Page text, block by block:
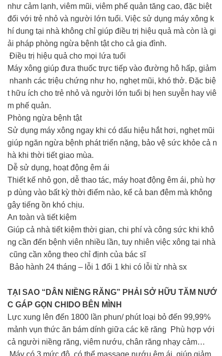
như cảm lạnh, viêm mũi, viêm phế quản tăng cao, đặc biệt
đối với trẻ nhỏ và người lớn tuổi. Việc sử dụng máy xông k
hí dung tại nhà không chỉ giúp điều trị hiệu quả mà còn là gi
ải pháp phòng ngừa bệnh tật cho cả gia đình.
Điều trị hiệu quả cho mọi lứa tuổi
Máy xông giúp đưa thuốc trực tiếp vào đường hô hấp, giảm
nhanh các triệu chứng như ho, nghẹt mũi, khó thở. Đặc biệ
t hữu ích cho trẻ nhỏ và người lớn tuổi bị hen suyễn hay viê
m phế quản.
Phòng ngừa bệnh tật
Sử dụng máy xông ngay khi có dấu hiệu hắt hơi, nghẹt mũi
giúp ngăn ngừa bệnh phát triển nặng, bảo vệ sức khỏe cả n
hà khi thời tiết giao mùa.
Dễ sử dụng, hoạt động êm ái
Thiết kế nhỏ gọn, dễ thao tác, máy hoạt động êm ái, phù hợ
p dùng vào bất kỳ thời điểm nào, kể cả ban đêm mà không
gây tiếng ồn khó chịu.
An toàn và tiết kiệm
Giúp cả nhà tiết kiệm thời gian, chi phí và công sức khi khô
ng cần đến bệnh viên nhiều lần, tuy nhiên việc xông tại nhà
cũng cần xông theo chỉ định của bác sĩ
Bảo hành 24 tháng – lỗi 1 đổi 1 khi có lỗi từ nhà sx
TẠI SAO “DÂN NIỀNG RĂNG” PHẢI SỞ HỮU TĂM NƯỚ
C GÁP GỌN CHIDO BÊN MÌNH
Lực xung lên đến 1800 lần phun/ phút loại bỏ đến 99,99%
mảnh vụn thức ăn bám dính giữa các kẽ răng Phù hợp với
cả người niềng răng, viêm nướu, chân răng nhạy cảm…
Máy có 3 mức độ, có thể massage nướu êm ái, giúp giảm